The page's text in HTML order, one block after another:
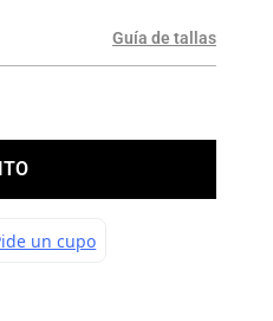
Guía de tallas